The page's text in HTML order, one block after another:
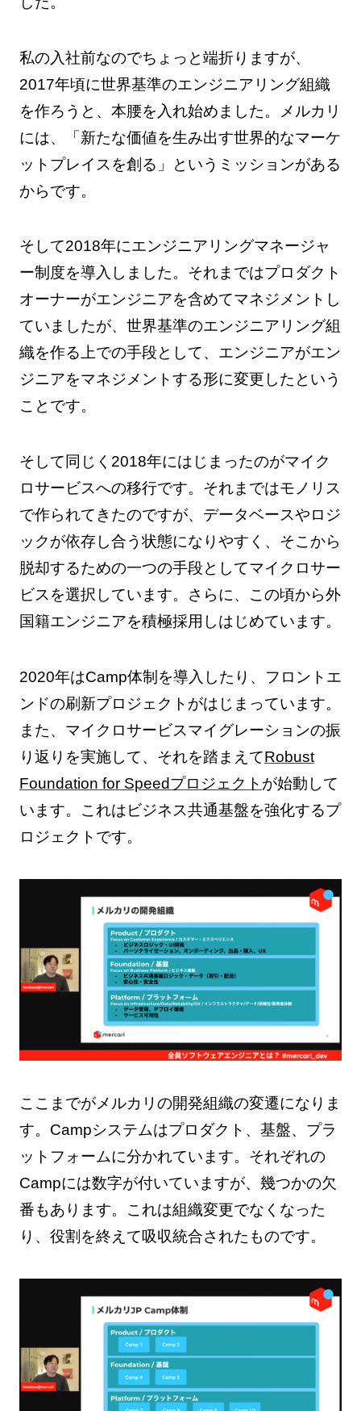
私の入社前なのでちょっと端折りますが、
2017年頃に世界基準のエンジニアリング組織
を作ろうと、本腰を入れ始めました。メルカリ
には、「新たな価値を生み出す世界的なマーケ
ットプレイスを創る」というミッションがある
からです。
そして2018年にエンジニアリングマネージャ
ー制度を導入しました。それまではプロダクト
オーナーがエンジニアを含めてマネジメントし
ていましたが、世界基準のエンジニアリング組
織を作る上での手段として、エンジニアがエン
ジニアをマネジメントする形に変更したという
ことです。
そして同じく2018年にはじまったのがマイク
ロサービスへの移行です。それまではモノリス
で作られてきたのですが、データベースやロジ
ックが依存し合う状態になりやすく、そこから
脱却するための一つの手段としてマイクロサー
ビスを選択しています。さらに、この頃から外
国籍エンジニアを積極採用しはじめています。
2020年はCamp体制を導入したり、フロントエ
ンドの刷新プロジェクトがはじまっています。
また、マイクロサービスマイグレーションの振
り返りを実施して、それを踏まえてRobust
Foundation for Speedプロジェクト が始動して
います。これはビジネス共通基盤を強化するプ
ロジェクトです。
ここまでがメルカリの開発組織の変遷になりま
す。Campシステムはプロダクト、基盤、プラ
ットフォームに分かれています。それぞれの
Campには数字が付いていますが、幾つかの欠
番もあります。これは組織変更でなくなった
り、役割を終えて吸収統合されたものです。